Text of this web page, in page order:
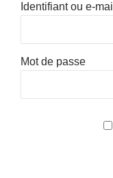
Identifiant ou e-mail
Mot de passe